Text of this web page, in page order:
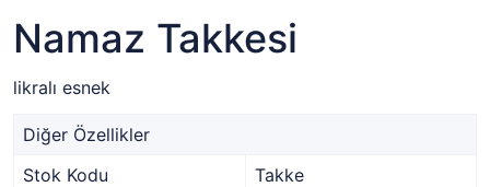
Namaz Takkesi
likralı esnek
Diğer Özellikler
Stok Kodu
Takke